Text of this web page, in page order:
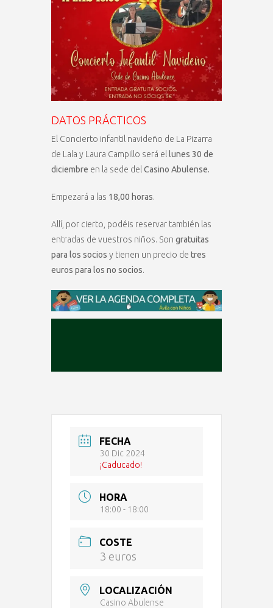
DATOS PRÁCTICOS
El Concierto infantil navideño de La Pizarra
de Lala y Laura Campillo será el lunes 30 de
diciembre en la sede del Casino Abulense.
Empezará a las 18,00 horas.
Allí, por cierto, podéis reservar también las
entradas de vuestros niños. Son gratuitas
para los socios y tienen un precio de tres
euros para los no socios.
FECHA
30 Dic 2024
¡Caducado!
HORA
18:00 - 18:00
COSTE
3 euros
LOCALIZACIÓN
Casino Abulense